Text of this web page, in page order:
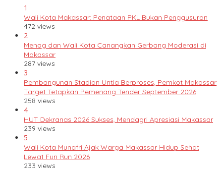
1
Wali Kota Makassar: Penataan PKL Bukan Penggusuran
472 views
2
Menag dan Wali Kota Canangkan Gerbang Moderasi di
Makassar
287 views
3
Pembangunan Stadion Untia Berproses, Pemkot Makassar
Target Tetapkan Pemenang Tender September 2026
258 views
4
HUT Dekranas 2026 Sukses, Mendagri Apresiasi Makassar
239 views
5
Wali Kota Munafri Ajak Warga Makassar Hidup Sehat
Lewat Fun Run 2026
233 views